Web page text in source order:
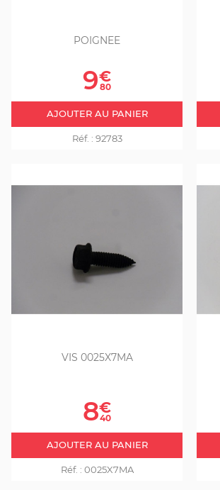
POIGNEE
Prix
9€
80
AJOUTER AU PANIER
Réf. : 92783
VIS 0025X7MA
Prix
8€
40
AJOUTER AU PANIER
Réf. : 0025X7MA